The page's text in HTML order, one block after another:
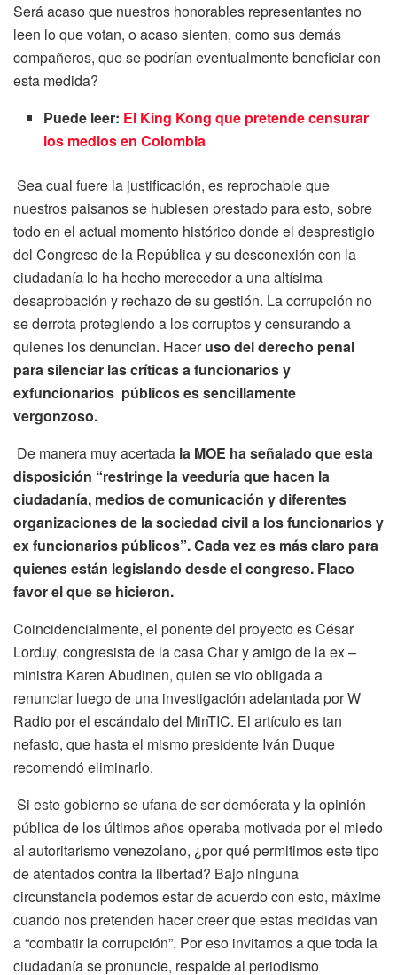
Será acaso que nuestros honorables representantes no
leen lo que votan, o acaso sienten, como sus demás
compañeros, que se podrían eventualmente beneficiar con
esta medida?
Puede leer: El King Kong que pretende censurar
los medios en Colombia
Sea cual fuere la justificación, es reprochable que
nuestros paisanos se hubiesen prestado para esto, sobre
todo en el actual momento histórico donde el desprestigio
del Congreso de la República y su desconexión con la
ciudadanía lo ha hecho merecedor a una altísima
desaprobación y rechazo de su gestión. La corrupción no
se derrota protegiendo a los corruptos y censurando a
quienes los denuncian. Haceruso del derecho penal
para silenciar las críticas a funcionarios y
exfuncionarios públicos es sencillamente
vergonzoso.
De manera muy acertada la MOE ha señalado que esta
disposición “restringe la veeduría que hacen la
ciudadanía, medios de comunicación y diferentes
organizaciones de la sociedad civil a los funcionarios y
ex funcionarios públicos”. Cada vez es más claro para
quienes están legislando desde el congreso. Flaco
favor el que se hicieron.
Coincidencialmente, el ponente del proyecto es César
Lorduy, congresista de la casa Char y amigo de la ex –
ministra Karen Abudinen, quien se vio obligada a
renunciar luego de una investigación adelantada por W
Radio por el escándalo del MinTIC. El artículo es tan
nefasto, que hasta el mismo presidente Iván Duque
recomendó eliminarlo.
Si este gobierno se ufana de ser demócrata y la opinión
pública de los últimos años operaba motivada por el miedo
al autoritarismo venezolano, ¿por qué permitimos este tipo
de atentados contra la libertad? Bajo ninguna
circunstancia podemos estar de acuerdo con esto, máxime
cuando nos pretenden hacer creer que estas medidas van
a “combatir la corrupción”. Por eso invitamos a que toda la
ciudadanía se pronuncie, respalde al periodismo